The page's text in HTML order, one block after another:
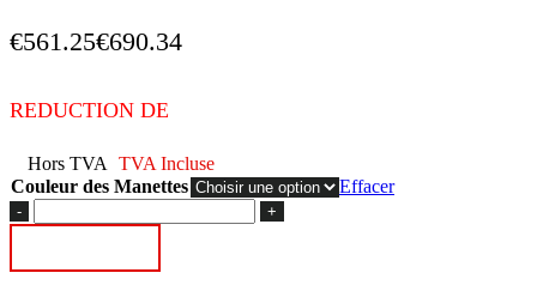
€561.25€690.34
REDUCTION DE
Hors TVA
TVA Incluse
Couleur des Manettes
Effacer
de
SHORT